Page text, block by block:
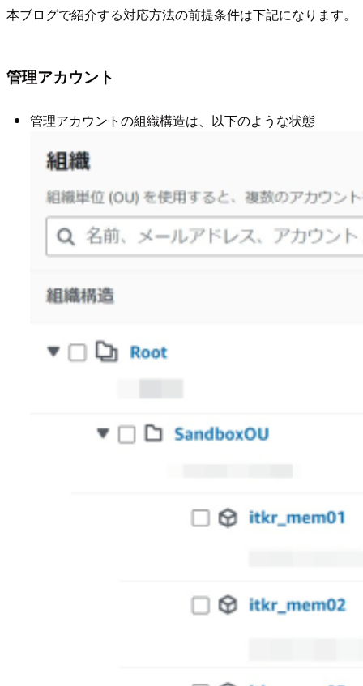
本ブログで紹介する対応方法の前提条件は下記になります。
管理アカウント
管理アカウントの組織構造は、以下のような状態